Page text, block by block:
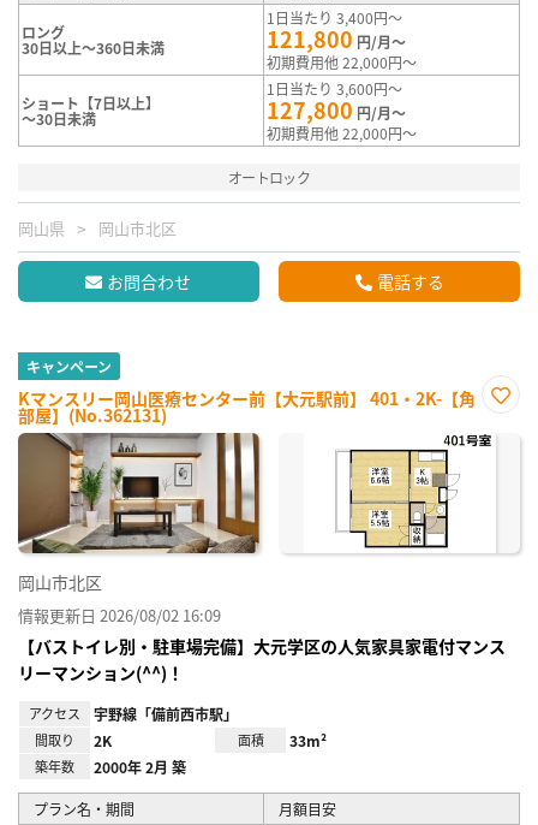
ロング
30日以上～360日未満
1日当たり 3,400円～
121,800 円/月～
初期費用他 22,000円～
ショート【7日以上】
～30日未満
1日当たり 3,600円～
127,800 円/月～
初期費用他 22,000円～
オートロック
岡山県 岡山市北区
お問合わせ 電話する
キャンペーン
Kマンスリー岡山医療センター前【大元駅前】 401・2K-【角
部屋】(No.362131)
に入
岡山市北区
情報更新日 2026/08/02 16:09
【バストイレ別・駐車場完備】大元学区の人気家具家電付マンス
リーマンション(^^)！
アクセス 宇野線「備前西市駅」
間取り 2K 面積 33m²
築年数 2000年 2月 築
プラン名・期間 月額目安